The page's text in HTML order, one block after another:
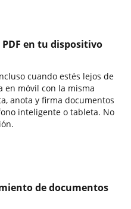
en tu dispositivo
cuando estés lejos de
en móvil con la misma
anota y firma documentos
inteligente o tableta. No
de documentos